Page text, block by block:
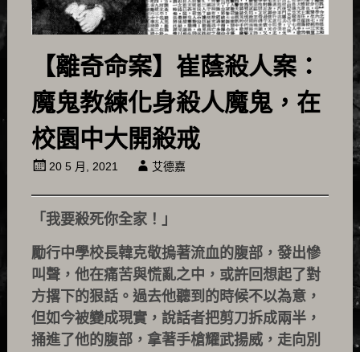
【離奇命案】崔蔭殺人案：
魔鬼教練化身殺人魔鬼，在
校園中大開殺戒
20 5 月, 2021 艾德嘉
「我要殺死你全家！」
勵行中學校長韓克敬摀著流血的腹部，發出慘
叫聲，他在痛苦與慌亂之中，或許回想起了對
方撂下的狠話。過去他聽到的時候不以為意，
但如今被變成現實，說話者把剪刀拆成兩半，
捅進了他的腹部，拿著手槍耀武揚威，走向別